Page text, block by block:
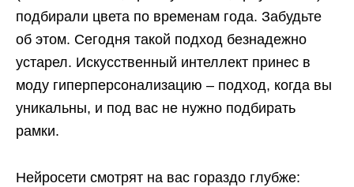
подбирали цвета по временам года. Забудьте
об этом. Сегодня такой подход безнадежно
устарел. Искусственный интеллект принес в
моду гиперперсонализацию – подход, когда вы
уникальны, и под вас не нужно подбирать
рамки.
Нейросети смотрят на вас гораздо глубже: